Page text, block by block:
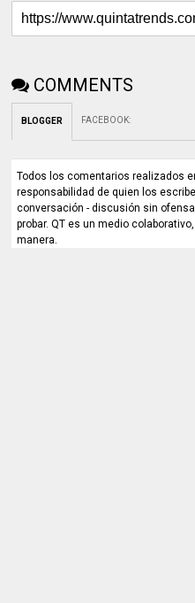
COMMENTS
BLOGGER FACEBOOK:
Todos los comentarios realizados
responsabilidad de quien los
conversación - discusión sin
probar. QT es un medio
manera.